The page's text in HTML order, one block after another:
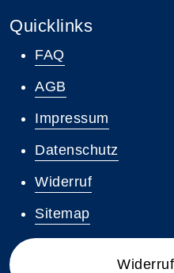
Quicklinks
FAQ
AGB
Impressum
Datenschutz
Widerruf
Sitemap